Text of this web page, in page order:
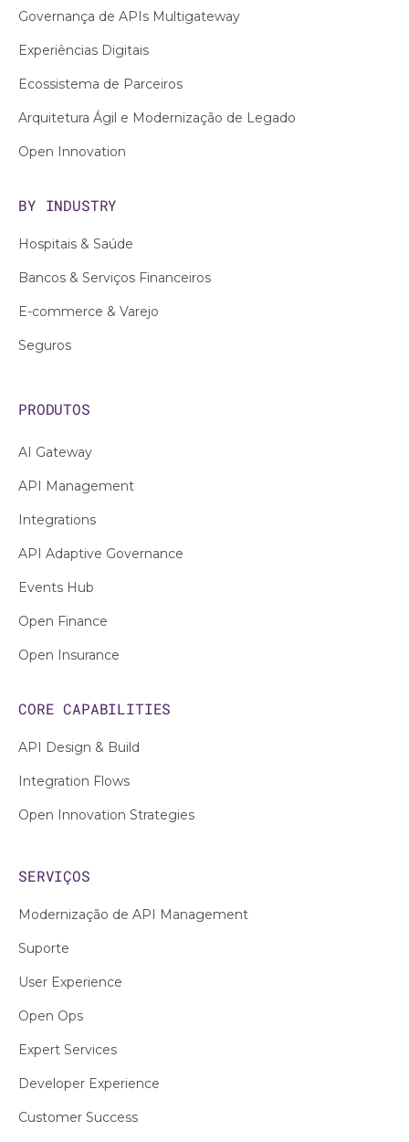
Governança de APIs Multigateway
Experiências Digitais
Ecossistema de Parceiros
Arquitetura Ágil e Modernização de Legado
Open Innovation
BY INDUSTRY
Hospitais & Saúde
Bancos & Serviços Financeiros
E-commerce & Varejo
Seguros
PRODUTOS
AI Gateway
API Management
Integrations
API Adaptive Governance
Events Hub
Open Finance
Open Insurance
CORE CAPABILITIES
API Design & Build
Integration Flows
Open Innovation Strategies
SERVIÇOS
Modernização de API Management
Suporte
User Experience
Open Ops
Expert Services
Developer Experience
Customer Success